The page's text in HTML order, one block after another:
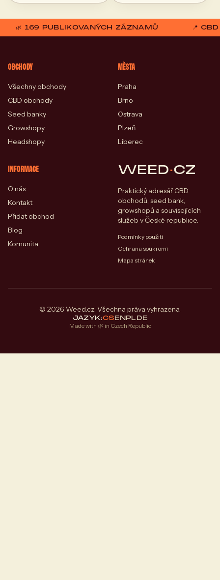
🌿 169 PUBLIKOVANÝCH ZÁZNAMŮ 📍
OBCHODY
Všechny obchody
CBD obchody
Seed banky
Growshopy
Headshopy
MĚSTA
Praha
Brno
Ostrava
Plzeň
Liberec
INFORMACE
O nás
Kontakt
Přidat obchod
Blog
Komunita
WEED·CZ
Praktický adresář CBD
obchodů, seed bank,
growshopů a souvisejících
služeb v České republice.
Podmínky použití
Ochrana soukromí
Mapa stránek
© 2026 Weed.cz. Všechna práva vyhrazena.
JAZYK:CSENPLDE
Made with 🌿 in Czech Republic